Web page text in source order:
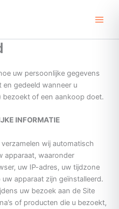
uw persoonlijke gegevens
gedeeld wanneer u
bezoekt of een aankoop doet.
INFORMATIE
wij automatisch
apparaat, waaronder
uw IP-adres, uw tijdzone
apparaat zijn geïnstalleerd.
uw bezoek aan de Site
of producten die u bezoekt,